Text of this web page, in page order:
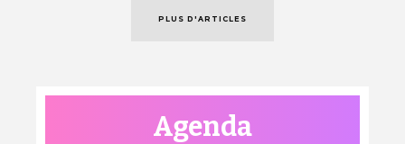
PLUS D'ARTICLES
Agenda